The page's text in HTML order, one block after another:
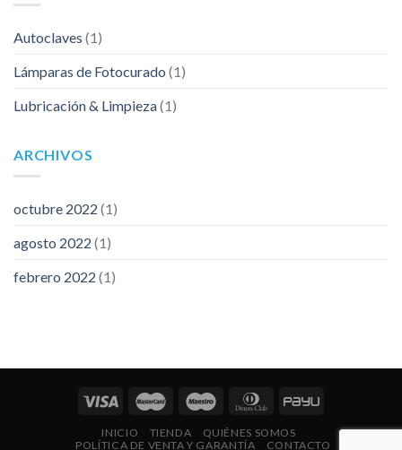
Autoclaves (1)
Lámparas de Fotocurado (1)
Lubricación & Limpieza(1)
ARCHIVOS
octubre 2022 (1)
agosto 2022 (1)
febrero 2022 (1)
INICIO TIENDA
QUIÉNES SOMOS
POLÍTICA DE VENTA Y GARANTÍA
CONTACTO